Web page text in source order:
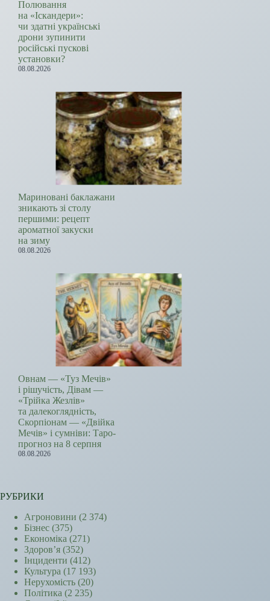
Полювання
на «Іскандери»:
чи здатні українські
дрони зупинити
російські пускові
установки?
08.08.2026
Мариновані баклажани
зникають зі столу
першими: рецепт
ароматної закуски
на зиму
08.08.2026
Овнам — «Туз Мечів»
і рішучість, Дівам —
«Трійка Жезлів»
та далекоглядність,
Скорпіонам — «Двійка
Мечів» і сумніви: Таро-
прогноз на 8 серпня
08.08.2026
РУБРИКИ
Агроновини (2 374)
Бізнес (375)
Економіка (271)
Здоров’я (352)
Інциденти (412)
Культура (17 193)
Нерухомість (20)
Політика (2 235)